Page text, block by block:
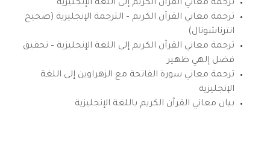
ترجمة معاني القرآن الكريم إلى اللغة الإنجليزية
ترجمة معاني القرآن الكريم – الترجمة الإنجليزية (صحيح
انترناشونال)
ترجمة معاني القرآن الكريم إلى اللغة الإنجليزية – تحقيق
فضل إلهي ظهير
ترجمة معاني سورة الفاتحة مع الزهراوين إلى اللغة
الإنجليزية
بيان معاني القرآن الكريم باللغة الإنجليزية